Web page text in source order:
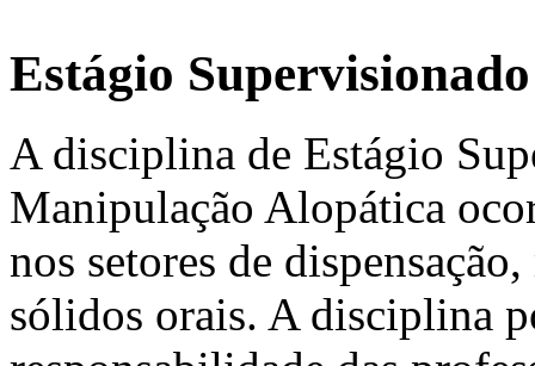
Estágio Supervisionado
A disciplina de Estágio
Manipulação Alopática
nos setores de
sólidos orais. A disciplina